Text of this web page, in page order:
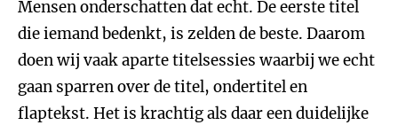
Mensen onderschatten dat echt. De eerste titel
die iemand bedenkt, is zelden de beste. Daarom
doen wij vaak aparte titelsessies waarbij we echt
gaan sparren over de titel, ondertitel en
flaptekst. Het is krachtig als daar een duidelijke